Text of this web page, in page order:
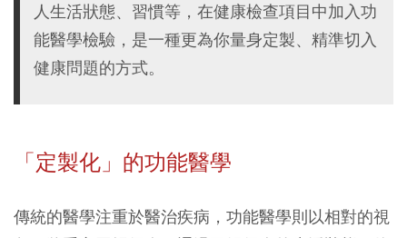
人生活狀態、習慣等，在健康檢查項目中加入功
能醫學檢驗，是一種更為你量身定製、精準切入
健康問題的方式。
「定製化」的功能醫學
傳統的醫學注重於醫治疾病，功能醫學則以相對的視